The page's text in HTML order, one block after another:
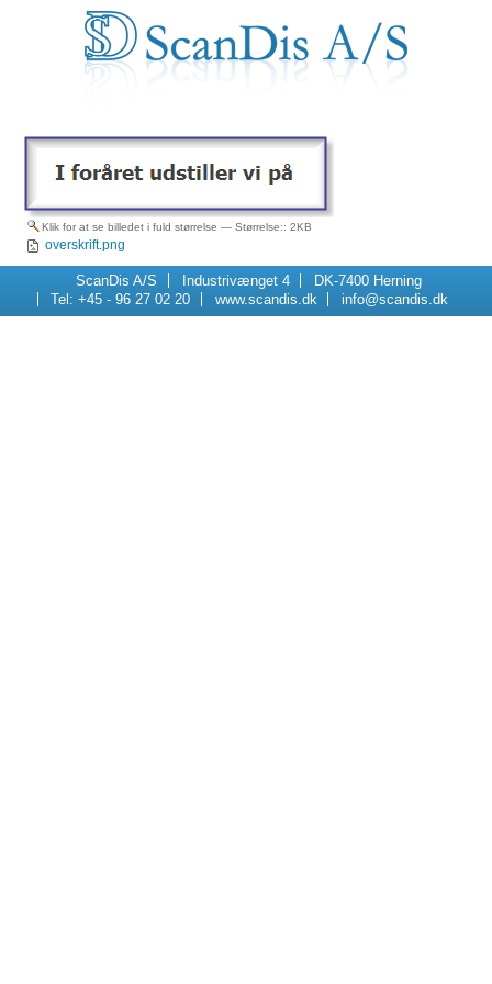
Klik for at se billedet i fuld størrelse —Størrelse:: 2KB
Navigation
overskrift.png
ScanDis A/S Industrivænget 4
DK-7400 Herning
Tel: +45 - 96 27 02 20
www.scandis.dk info@scandis.dk